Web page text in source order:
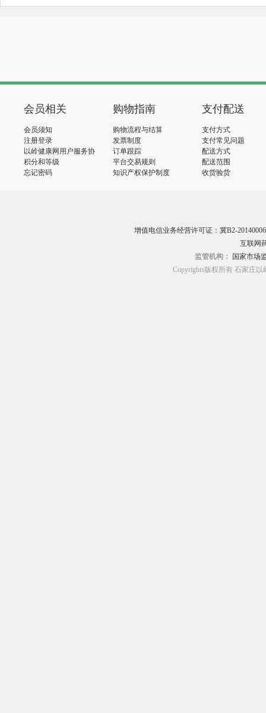
会员相关
会员须知
注册登录
以岭健康网用户服务协
议
积分和等级
忘记密码
购物指南
购物流程与结算
发票制度
订单跟踪
平台交易规则
知识产权保护制度
支付配送
支付方式
支付常见问题
配送方式
配送范围
收货验货
增值电信业务经营许可证：冀B2-20140006
互联网
监管机构：
国家市场
Copyrights版权所有 石家庄